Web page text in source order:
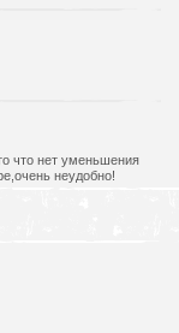
что нет уменьшения
неудобно!